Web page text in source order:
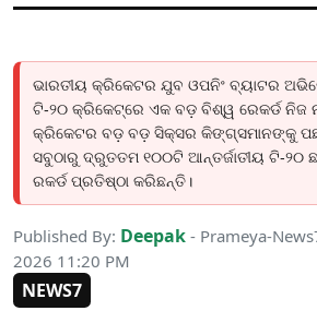
ଭାରତୀୟ କ୍ରିକେଟର ଯୁବ ଓପନିଂ ବ୍ୟାଟର
ଟି-୨୦ କ୍ରିକେଟ୍ରେ ଏକ ବଡ଼ ବିଶ୍ୱ ରେକର୍ଡ ନିଜ
କ୍ରିକେଟର ବଡ଼ ବଡ଼ ସିକ୍ସର କିଙ୍ଗ୍ସମାନଙ୍କୁ
ସବୁଠାରୁ ଦ୍ରୁତତମ ୧୦୦ଟି ଆନ୍ତର୍ଜାତୀୟ ଟି-୨୦
ରକର୍ଡ ପ୍ରତିଷ୍ଠା କରିଛନ୍ତି।
Published By: Deepak - Prameya-
2026 11:20 PM
NEWS7